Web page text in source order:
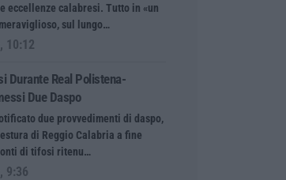
eccellenze calabresi. Tutto in «un
sul lungo…
10:12
Durante Real Polistena-
Due Daspo
due provvedimenti di daspo,
di Reggio Calabria a fine
di tifosi ritenu…
9:36